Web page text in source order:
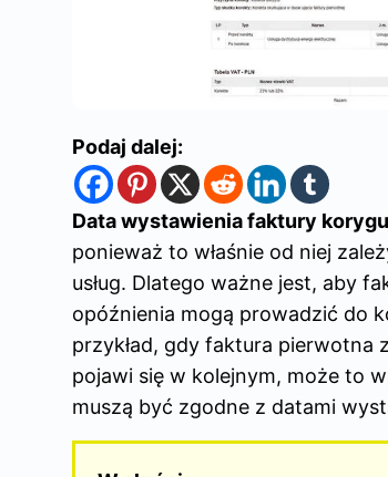
Podaj dalej:
Data wystawienia faktury
ponieważ to właśnie od niej
usług. Dlatego ważne jest, aby
opóźnienia mogą prowadzić do
przykład, gdy faktura pierwotna
pojawi się w kolejnym, może to
muszą być zgodne z datami